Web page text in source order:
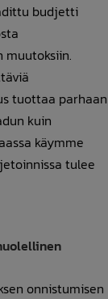
budjetti
muutoksiin.
tuottaa parhaan
kuin
käymme
tulee
onnistumisen